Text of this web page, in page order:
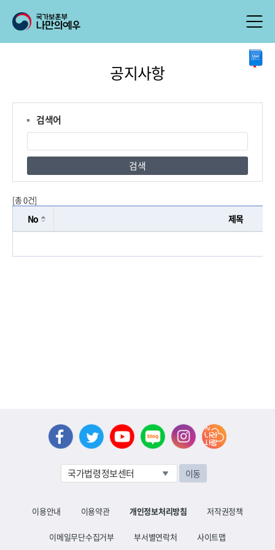
공지사항
검색어
검색
[총 0건]
No 제목
이용안내 이용약관 개인정보처리방침 저작권정책
이메일무단수집거부 부서별연락처 사이트맵
이동